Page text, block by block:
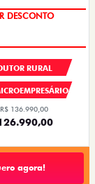
DESCONTO
RURAL
136.990,00
agora!